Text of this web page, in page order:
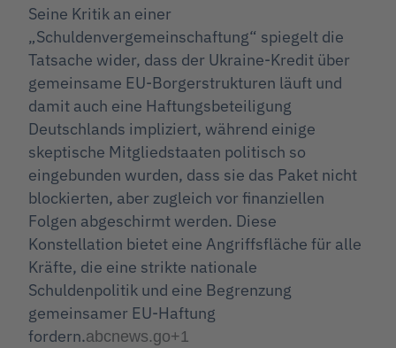
Seine Kritik an einer
„Schuldenvergemeinschaftung“ spiegelt die
Tatsache wider, dass der Ukraine-Kredit über
gemeinsame EU-Borgerstrukturen läuft und
damit auch eine Haftungsbeteiligung
Deutschlands impliziert, während einige
skeptische Mitgliedstaaten politisch so
eingebunden wurden, dass sie das Paket nicht
blockierten, aber zugleich vor finanziellen
Folgen abgeschirmt werden. Diese
Konstellation bietet eine Angriffsfläche für alle
Kräfte, die eine strikte nationale
Schuldenpolitik und eine Begrenzung
gemeinsamer EU-Haftung
fordern.abcnews.go+1